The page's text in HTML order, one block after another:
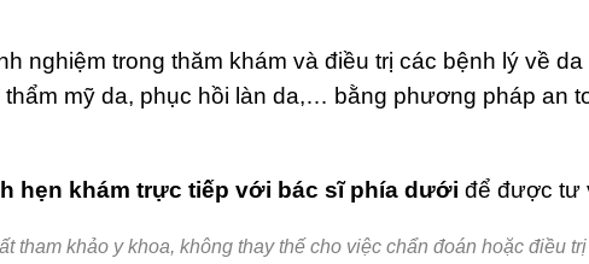
nghiệm trong thăm khám và điều trị các bệnh lý về
mỹ da, phục hồi làn da,… bằng phương pháp an
hẹn khám trực tiếp với bác sĩ phía dưới để được tư
tham khảo y khoa, không thay thế cho việc chẩn đoán hoặc điều